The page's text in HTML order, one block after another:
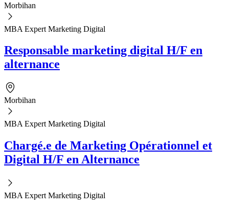
Morbihan
MBA Expert Marketing Digital
Responsable marketing digital H/F en
alternance
Morbihan
MBA Expert Marketing Digital
Chargé.e de Marketing Opérationnel et
Digital H/F en Alternance
MBA Expert Marketing Digital